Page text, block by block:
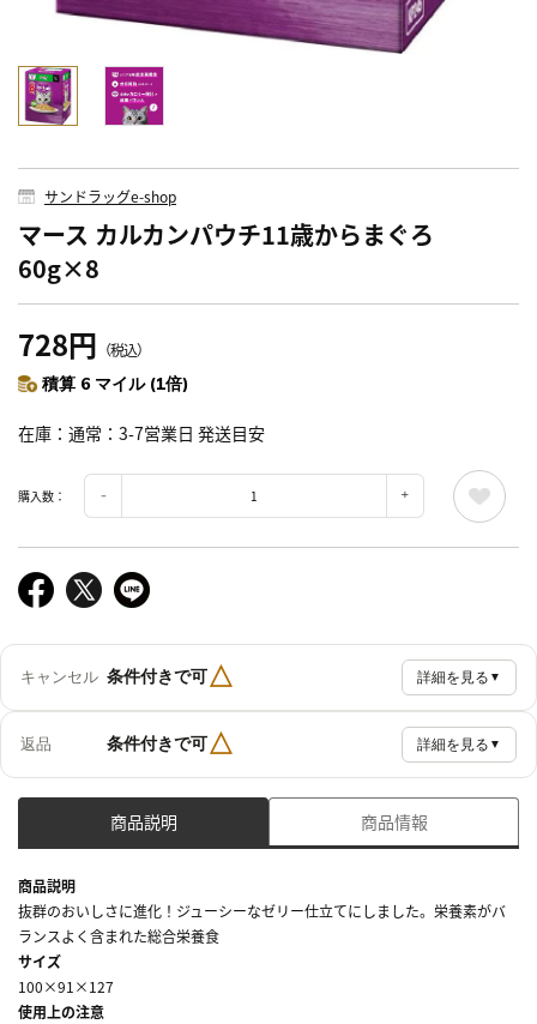
サンドラッグe-shop
マース カルカンパウチ11歳からまぐろ
60g×8
728円 （税込）
積算 6 マイル (1倍)
在庫 通常：3-7営業日 発送目安
購入数：
キャンセル 条件付きで可△ 詳細を見る ▼
返品 条件付きで可△ 詳細を見る ▼
商品説明 商品情報
商品説明
抜群のおいしさに進化！ジューシーなゼリー仕立てにしました。栄養素がバ
ランスよく含まれた総合栄養食
サイズ
100×91×127
使用上の注意